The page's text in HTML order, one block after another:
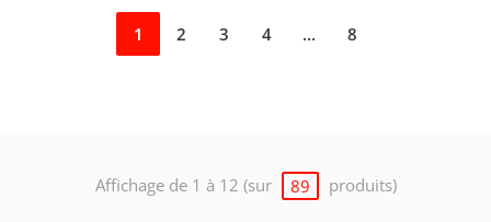
1 2 3 4 ... 8
Affichage de 1 à 12 (sur 89 produits)